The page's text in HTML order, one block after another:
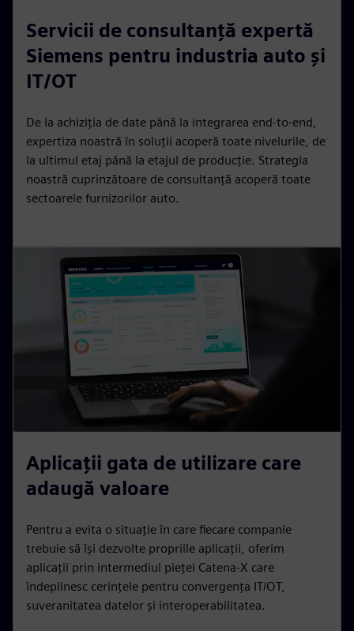
Servicii de consultanță expertă
Siemens pentru industria auto și
IT/OT
De la achiziția de date până la integrarea end-to-end,
expertiza noastră în soluții acoperă toate nivelurile, de
la ultimul etaj până la etajul de producție. Strategia
noastră cuprinzătoare de consultanță acoperă toate
sectoarele furnizorilor auto.
Aplicații gata de utilizare care
adaugă valoare
Pentru a evita o situație în care fiecare companie
trebuie să își dezvolte propriile aplicații, oferim
aplicații prin intermediul pieței Catena-X care
îndeplinesc cerințele pentru convergența IT/OT,
suveranitatea datelor și interoperabilitatea.